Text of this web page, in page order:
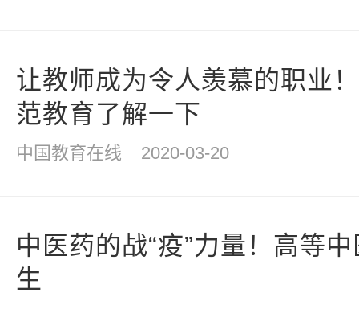
让教师成为令人羡慕的职业
范教育了解一下
中国教育在线 2020-03-20
中医药的战“疫”力量！高等
生